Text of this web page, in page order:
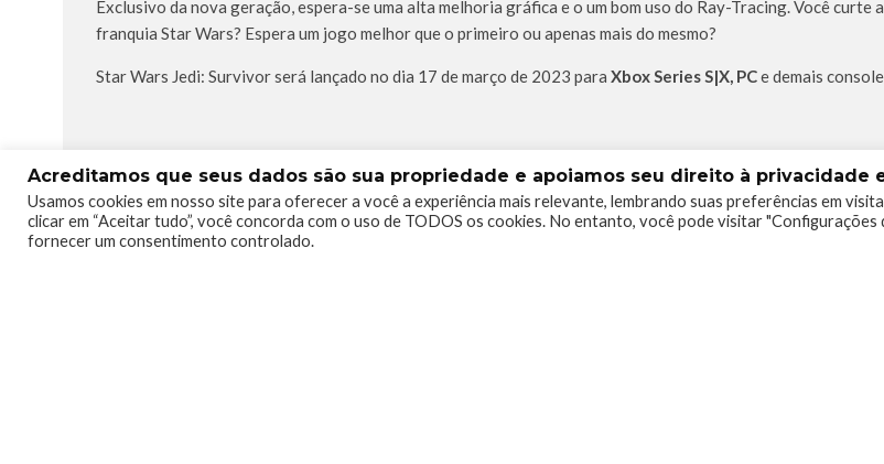
Exclusivo da nova geração, espera-se uma alta melhoria gráfica e o um bom uso do Ray-Tracing. Você curte a
franquia Star Wars? Espera um jogo melhor que o primeiro ou apenas mais do mesmo?
Star Wars Jedi: Survivor será lançado no dia 17 de março de 2023 para Xbox Series S|X, PCe demais
GAMES STAR WARS STAR WARS JEDI XBOX XBOX SERIES XBOX SERIES S XBOX SERIES X
Acreditamos que seus dados são sua propriedade e apoiamos seu direito à privacidade
Usamos cookies em nosso site para oferecer a você a experiência mais relevante, lembrando suas preferências em
clicar em “Aceitar tudo”, você concorda com o uso de TODOS os cookies. No entanto, você pode visitar "Configurações
fornecer um consentimento controlado.